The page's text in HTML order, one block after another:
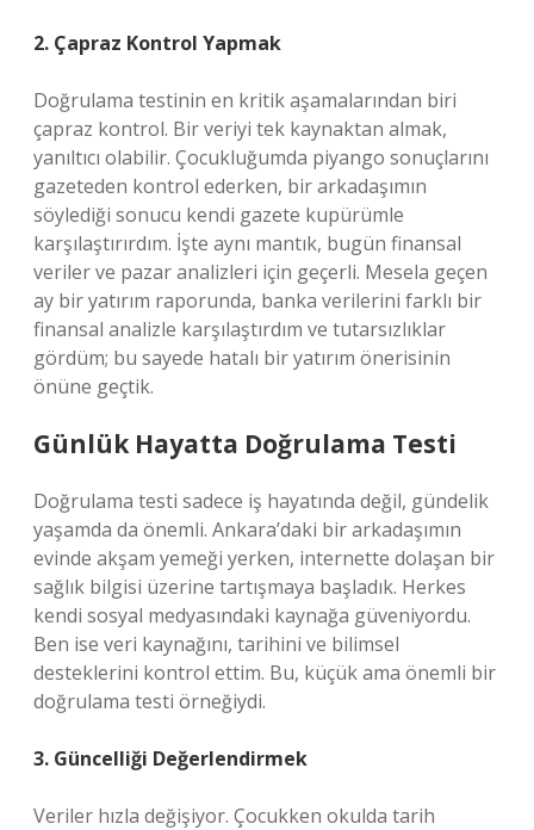
2. Çapraz Kontrol Yapmak
Doğrulama testinin en kritik aşamalarından biri
çapraz kontrol. Bir veriyi tek kaynaktan almak,
yanıltıcı olabilir. Çocukluğumda piyango sonuçlarını
gazeteden kontrol ederken, bir arkadaşımın
söylediği sonucu kendi gazete kupürümle
karşılaştırırdım. İşte aynı mantık, bugün finansal
veriler ve pazar analizleri için geçerli. Mesela geçen
ay bir yatırım raporunda, banka verilerini farklı bir
finansal analizle karşılaştırdım ve tutarsızlıklar
gördüm; bu sayede hatalı bir yatırım önerisinin
önüne geçtik.
Günlük Hayatta Doğrulama Testi
Doğrulama testi sadece iş hayatında değil, gündelik
yaşamda da önemli. Ankara’daki bir arkadaşımın
evinde akşam yemeği yerken, internette dolaşan bir
sağlık bilgisi üzerine tartışmaya başladık. Herkes
kendi sosyal medyasındaki kaynağa güveniyordu.
Ben ise veri kaynağını, tarihini ve bilimsel
desteklerini kontrol ettim. Bu, küçük ama önemli bir
doğrulama testi örneğiydi.
3. Güncelliği Değerlendirmek
Veriler hızla değişiyor. Çocukken okulda tarih